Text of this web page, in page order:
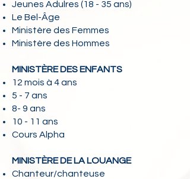
Jeunes Adulres (18 - 35 ans)
Le Bel-Âge
Ministère des Femmes
Ministère des Hommes
MINISTÈRE DES ENFANTS
12 mois à 4 ans
5 - 7 ans
8- 9 ans
10 - 11 ans
Cours Alpha
MINISTÈRE DE LA LOUANGE
Chanteur/chanteuse